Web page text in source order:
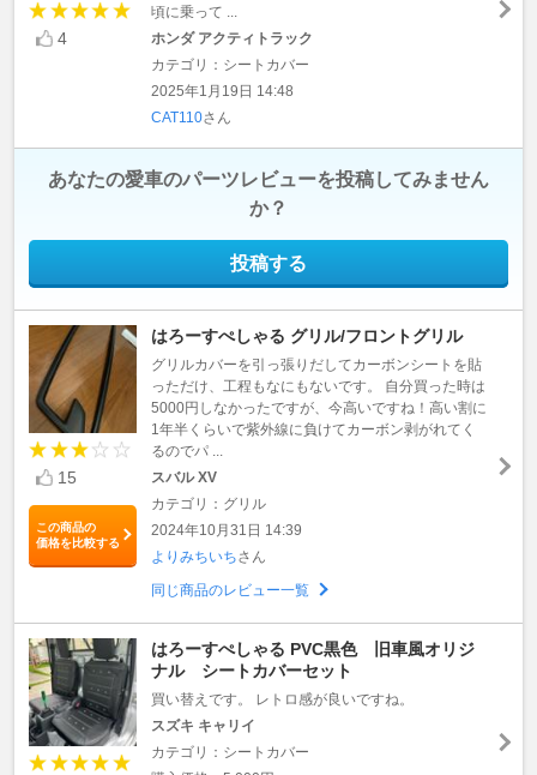
4
頃に乗って ...
ホンダ アクティトラック
カテゴリ：シートカバー
2025年1月19日 14:48
CAT110さん
あなたの愛車のパーツレビューを投稿してみません
か？
投稿する
15
この商品の
価格を比較する
はろーすぺしゃる グリル/フロントグリル
グリルカバーを引っ張りだしてカーボンシートを貼
っただけ、工程もなにもないです。 自分買った時は
5000円しなかったですが、今高いですね！高い割に
1年半くらいで紫外線に負けてカーボン剥がれてく
るのでパ ...
スバル XV
カテゴリ：グリル
2024年10月31日 14:39
よりみちいちさん
同じ商品のレビュー一覧
はろーすぺしゃる PVC黒色 旧車風オリジ
ナル シートカバーセット
買い替えです。 レトロ感が良いですね。
スズキ キャリイ
カテゴリ：シートカバー